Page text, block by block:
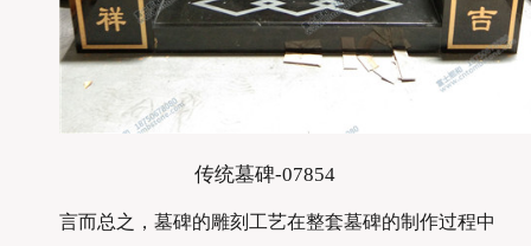
传统墓碑-07854
言而总之，墓碑的雕刻工艺在整套墓碑的制作过程中